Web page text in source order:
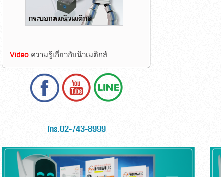
Videoความรู้เกี่ยวกับนิวเมติกส์
โทร.02-743-8999